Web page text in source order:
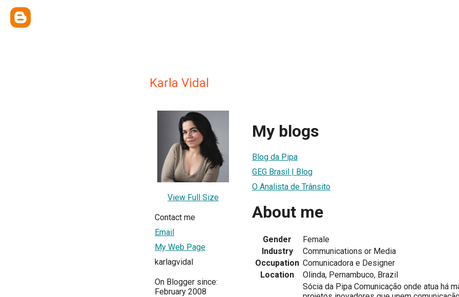
Karla Vidal
View Full Size
Contact me
Email
My Web Page
karlagvidal
On Blogger since:
February 2008
My blogs
Blog da Pipa
GEG Brasil | Blog
O Analista de Trânsito
About me
Gender
Female
Industry
Communications or Media
Occupation Comunicadora e Designer
Location
Olinda, Pernambuco, Brazil
Sócia da Pipa Comunicação onde atua há